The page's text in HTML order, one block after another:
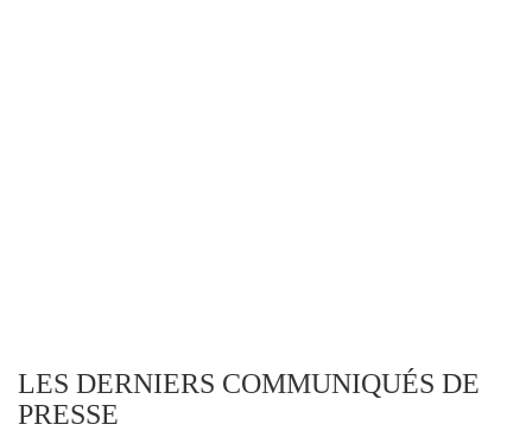
LES DERNIERS COMMUNIQUÉS DE
PRESSE